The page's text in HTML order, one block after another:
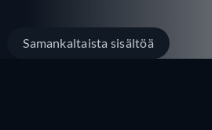
Samankaltaista sisältöä